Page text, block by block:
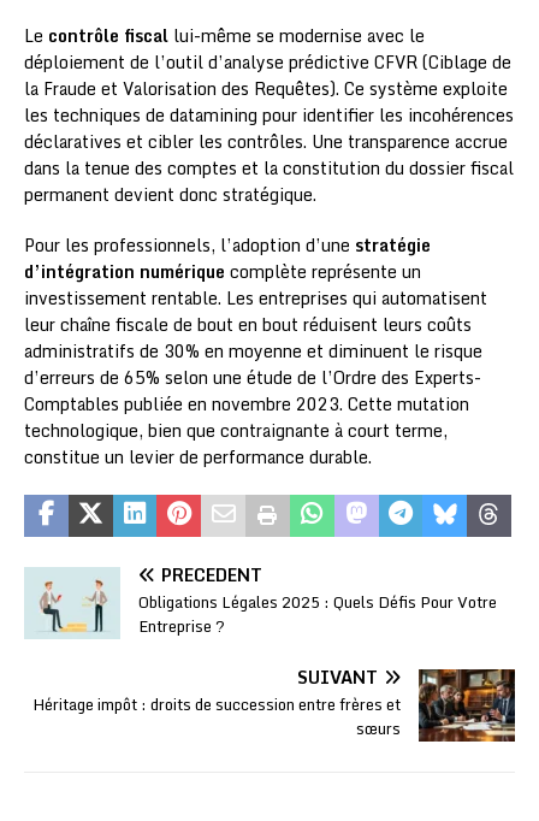
Le contrôle fiscal lui-même se modernise avec le
déploiement de l’outil d’analyse prédictive CFVR (Ciblage de
la Fraude et Valorisation des Requêtes). Ce système exploite
les techniques de datamining pour identifier les incohérences
déclaratives et cibler les contrôles. Une transparence accrue
dans la tenue des comptes et la constitution du dossier fiscal
permanent devient donc stratégique.
Pour les professionnels, l’adoption d’une stratégie
d’intégration numérique complète représente un
investissement rentable. Les entreprises qui automatisent
leur chaîne fiscale de bout en bout réduisent leurs coûts
administratifs de 30% en moyenne et diminuent le risque
d’erreurs de 65% selon une étude de l’Ordre des Experts-
Comptables publiée en novembre 2023. Cette mutation
technologique, bien que contraignante à court terme,
constitue un levier de performance durable.
PRÉCÉDENT
Obligations Légales 2025 : Quels Défis Pour Votre
Entreprise ?
SUIVANT
Héritage impôt : droits de succession entre frères et
sœurs